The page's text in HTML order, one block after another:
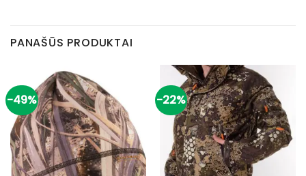
PANAŠŪS PRODUKTAI
-49% -22%